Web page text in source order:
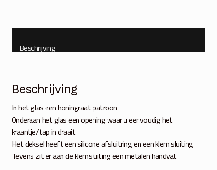
Beschrijving
Beschrijving
In het glas een honingraat patroon
Onderaan het glas een opening waar u eenvoudig het
kraantje/tap in draait
Het deksel heeft een silicone afsluitring en een klem sluiting
Tevens zit er aan de klemsluiting een metalen handvat